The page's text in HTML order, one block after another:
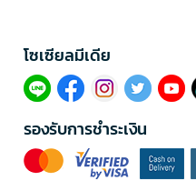
โซเซียลมีเดีย​
รองรับการชำระเงิน